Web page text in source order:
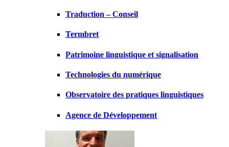
Traduction – Conseil
Termbret
Patrimoine linguistique et signalisation
Technologies du numérique
Observatoire des pratiques linguistiques
Agence de Développement